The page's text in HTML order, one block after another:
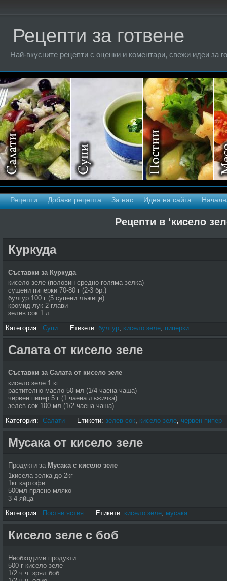
Рецепти за готвене
Най-вкусните рецепти с оценки и коментари, свежи идеи за
Рецепти Добави рецепта За нас Идея на сайта
Рецепти в ‘кисело
Куркуда
Съставки за Куркуда
кисело зеле (половин средно голяма зелка)
сушени пиперки 70-80 г (2-3 бр.)
булгур 100 г (5 супени лъжици)
кромид лук 2 глави
зелев сок 1 л
Категория: Супи Етикети: булгур, кисело зеле, пиперки
Салата от кисело зеле
Съставки за Салата от кисело зеле
кисело зеле 1 кг
растително масло 50 мл (1/4 чаена чаша)
червен пипер 5 г (1 чаена лъжичка)
зелев сок 100 мл (1/2 чаена чаша)
Категория: Салати Етикети: зелев сок, кисело зеле, червен пипер
Мусака от кисело зеле
Продукти за Мусака с кисело зеле
1кисела зелка до 2кг
1кг картофи
500мл прясно мляко
3-4 яйца
Категория:
Постни ястия Етикети: кисело зеле, мусака
Кисело зеле с боб
Необходими продукти:
500 г кисело зеле
1/2 ч.ч. зрял боб